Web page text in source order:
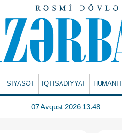
SİYASƏT İQTİSADİYYAT
07 Avqust 2026 13:48